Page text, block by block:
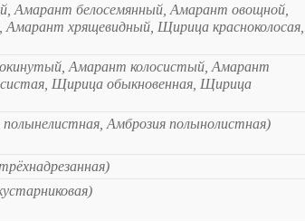
Амарант белосемянный, Амарант овощной,
хрящевидный, Щирица красноколосая,
Амарант колосистый, Амарант
Щирица обыкновенная, Щирица
полынелистная, Амброзия полынолистная)